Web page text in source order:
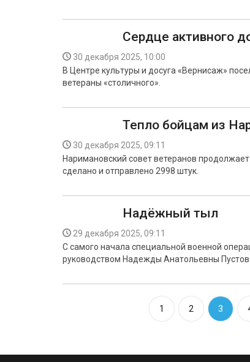
Сердце активного
30 декабря 2025, 10:00
В Центре культуры и досуга «Вернисаж»
ветераны «столичного».
Тепло бойцам из
30 декабря 2025, 09:11
Наримановский совет ветеранов
сделано и отправлено 2998 штук.
Надёжный тыл
29 декабря 2025, 09:11
С самого начала специальной военной
руководством Надежды Анатольевны
1 2 3